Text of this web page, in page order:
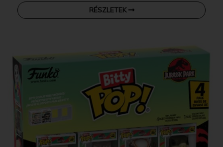
RÉSZLETEK